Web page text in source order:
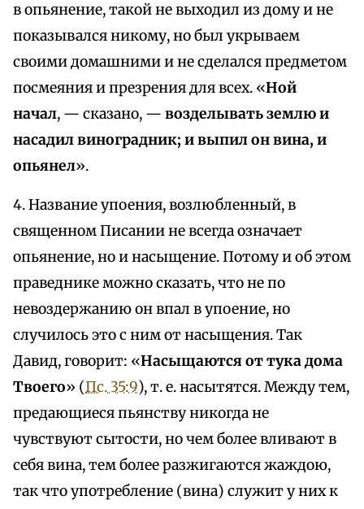
в опьянение, такой не выходил из дому и не
показывался никому, но был укрываем
своими домашними и не сделался предметом
посмеяния и презрения для всех. «Ной
начал, — сказано, — возделывать землю и
насадил виноградник; и выпил он вина, и
опьянел».
4. Название упоения, возлюбленный, в
священном Писании не всегда означает
опьянение, но и насыщение. Потому и об этом
праведнике можно сказать, что не по
невоздержанию он впал в упоение, но
случилось это с ним от насыщения. Так
Давид, говорит: «Насыщаются от тука дома
Твоего» (Пс. 35:9), т. е. насытятся. Между тем,
предающиеся пьянству никогда не
чувствуют сытости, но чем более вливают в
себя вина, тем более разжигаются жаждою,
так что употребление (вина) служит у них к